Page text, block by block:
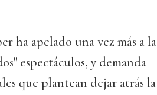
ha apelado una vez más a la
espectáculos, y demanda
que plantean dejar atrás la